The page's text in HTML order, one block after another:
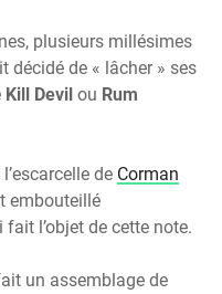
plusieurs millésimes
décidé de « lâcher » ses
Kill Devil ou Rum
de Corman
embouteillé
l’objet de cette note.
un assemblage de